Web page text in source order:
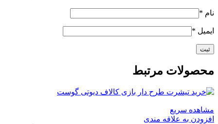
نام *
ایمیل *
محصولات مرتبط
مشاهده سریع
افزودن به علاقه مندی